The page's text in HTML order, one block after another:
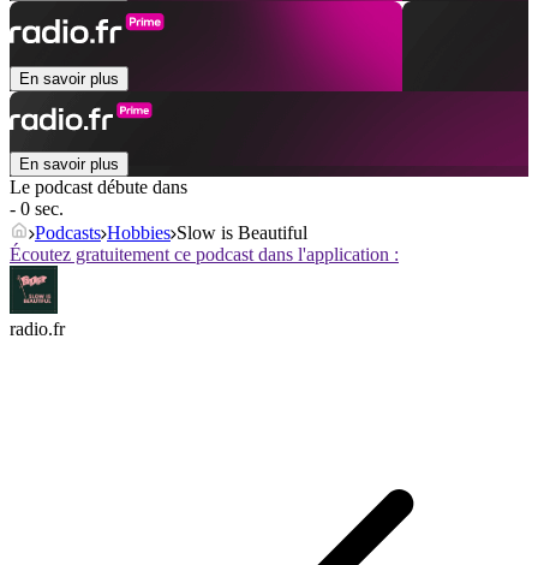
En savoir plus
En savoir plus
Le podcast débute dans
- 0 sec.
Podcasts Hobbies Slow is Beautiful
Écoutez gratuitement ce podcast dans l'application :
radio.fr